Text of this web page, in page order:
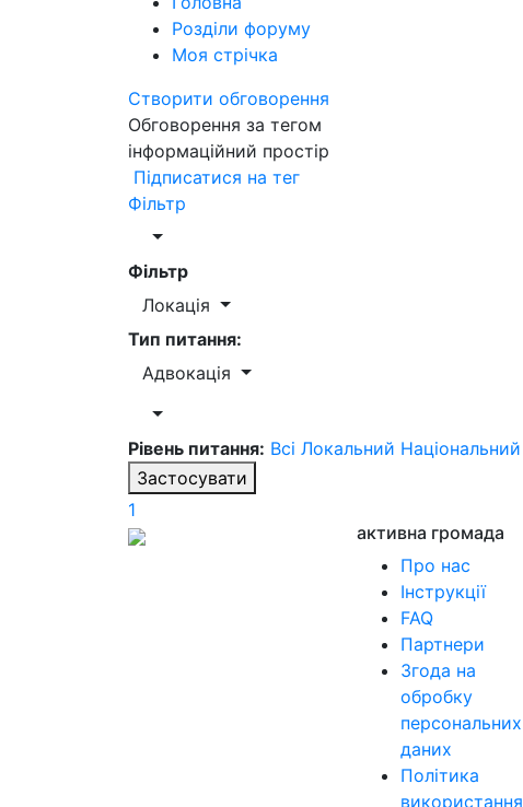
Розділи форуму
Моя стрічка
Створити обговорення
Обговорення за тегом
інформаційний простір
Підписатися на тег
Фільтр
Фільтр
Локація
Тип питання:
Адвокація
Рівень питання: Всі Локальний Національний
Застосувати
1
активна громада
Про нас
Інструкції
FAQ
Партнери
Згода на
обробку
персональних
даних
Політика
використання